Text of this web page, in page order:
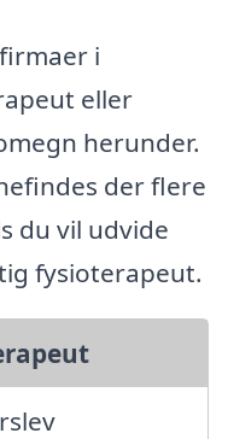
i
eller
herunder.
der flere
du vil udvide
fysioterapeut.